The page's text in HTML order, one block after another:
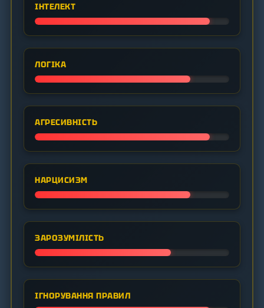
ІНТЕЛЕКТ
ЛОГІКА
АГРЕСИВНІСТЬ
НАРЦИСИЗМ
ЗАРОЗУМІЛІСТЬ
ІГНОРУВАННЯ ПРАВИЛ